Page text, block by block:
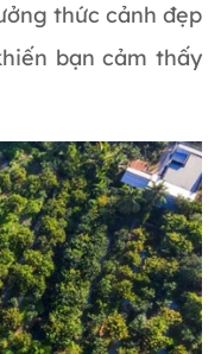
thức cảnh đẹp
bạn cảm thấy